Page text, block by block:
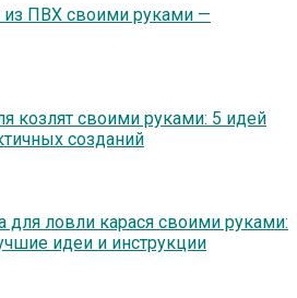
из ПВХ своими руками —
козлят своими руками: 5 идей
созданий
для ловли карася своими руками:
идеи и инструкции